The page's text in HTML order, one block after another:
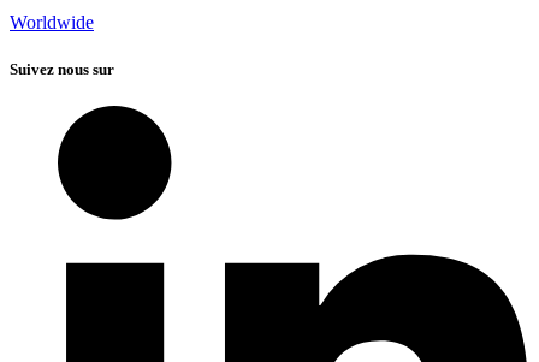
Worldwide
Suivez nous sur